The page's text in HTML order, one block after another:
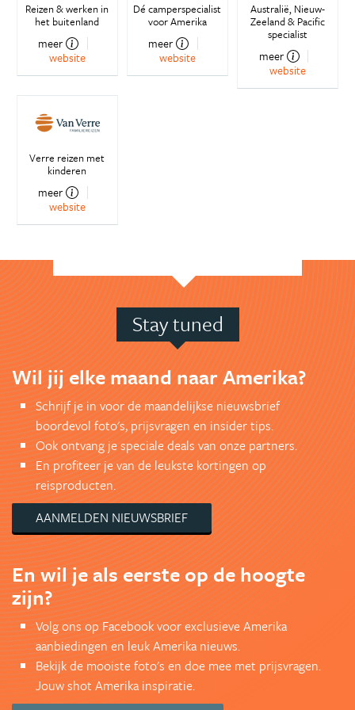
Reizen & werken in
het buitenland
meer
website
Dé camperspecialist
voor Amerika
meer
website
Australië, Nieuw-
Zeeland & Pacific
specialist
meer
website
Verre reizen met
kinderen
meer
website
Stay tuned
Wil jij elke maand naar Amerika?
Schrijf je in voor de maandelijkse nieuwsbrief
boordevol foto's, prijsvragen en insider tips.
Ook ontvang je speciale deals van onze partners.
En profiteer je van de leukste kortingen op
reisproducten.
AANMELDEN NIEUWSBRIEF
En wil je als eerste op de hoogte
zijn?
Volg ons op Facebook voor exclusieve Amerika
aanbiedingen en leuk Amerika nieuws.
Bekijk de mooiste foto's en doe mee met prijsvragen.
Jouw shot Amerika inspiratie.